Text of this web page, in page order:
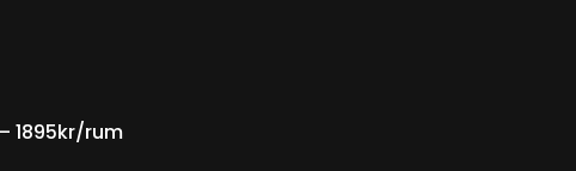
1895kr/rum